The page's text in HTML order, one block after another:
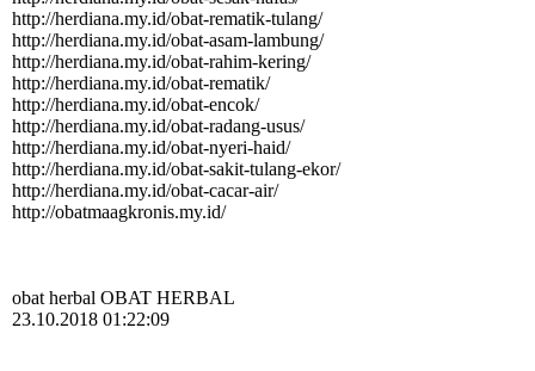
http:­//­herdiana.­my.­id/­obat-­rematik-­tulang/­
http:­//­herdiana.­my.­id/­obat-­asam-­lambung/­
http:­//­herdiana.­my.­id/­obat-­rahim-­kering/­
http:­//­herdiana.­my.­id/­obat-­rematik/­
http:­//­herdiana.­my.­id/­obat-­encok/­
http:­//­herdiana.­my.­id/­obat-­radang-­usus/­
http:­//­herdiana.­my.­id/­obat-­nyeri-­haid/­
http:­//­herdiana.­my.­id/­obat-­sakit-­tulang-­ekor/­
http:­//­herdiana.­my.­id/­obat-­cacar-­air/­
http:­//­obatmaagkronis.­my.­id/­
obat herbal OBAT HERBAL
23.10.2018 01:22:09